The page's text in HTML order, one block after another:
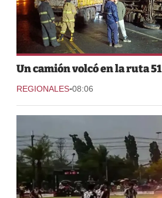
Un camión volcó en la ruta 51
REGIONALES-08:06